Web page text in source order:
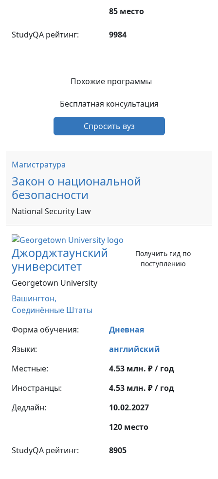
85 место
StudyQA рейтинг: 9984
Похожие программы
Бесплатная консультация
Спросить вуз
Магистратура
Закон о национальной
безопасности
National Security Law
Джорджтаунский
университет
Georgetown University
Вашингтон,
Соединённые Штаты
Получить гид по
поступлению
Форма обучения:
Дневная
Языки:
английский
Местные:
4.53 млн. ₽ / год
Иностранцы:
4.53 млн. ₽ / год
Дедлайн:
10.02.2027
120 место
StudyQA рейтинг: 8905